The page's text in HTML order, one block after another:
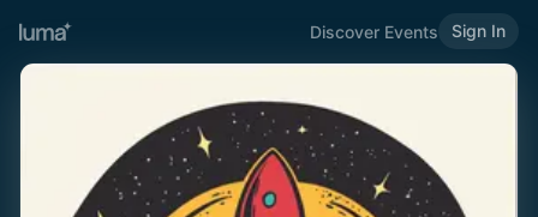
Discover Events Sign In